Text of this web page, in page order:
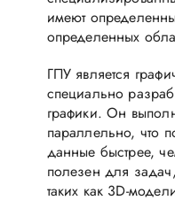
имеют
определенных
ГПУ является
специально
графики. Он
параллельно, что
данные быстрее,
полезен для
таких как 3D-